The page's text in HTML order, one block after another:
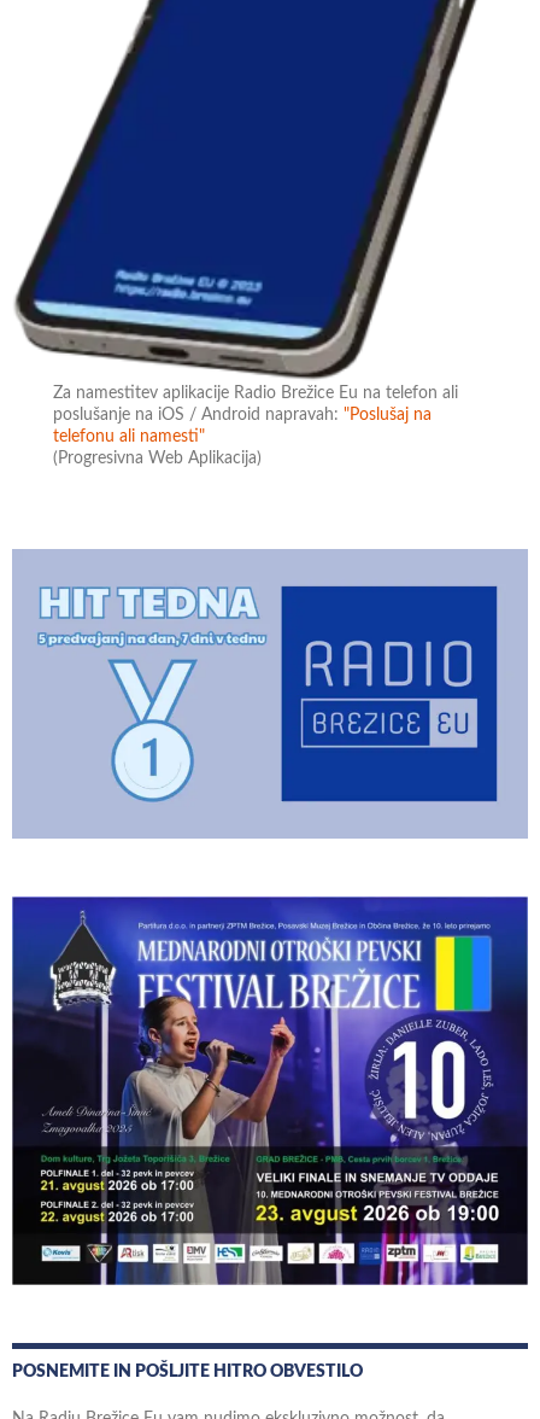
Za namestitev aplikacije Radio Brežice Eu na telefon ali
poslušanje na iOS / Android napravah:"Poslušaj na
telefonu ali namesti"
(Progresivna Web Aplikacija)
POSNEMITE IN POŠLJITE HITRO OBVESTILO